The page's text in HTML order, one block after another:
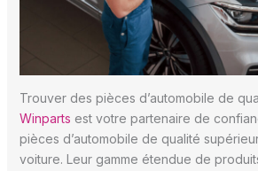
Trouver des pièces d’automobile de
Winparts est votre partenaire de
pièces d’automobile de qualité
voiture. Leur gamme étendue de